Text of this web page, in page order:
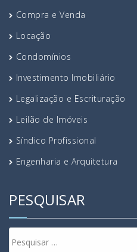
Compra e Venda
Locação
Condomínios
Investimento Imobiliário
Legalização e Escrituração
Leilão de Imóveis
Síndico Profissional
Engenharia e Arquitetura
PESQUISAR